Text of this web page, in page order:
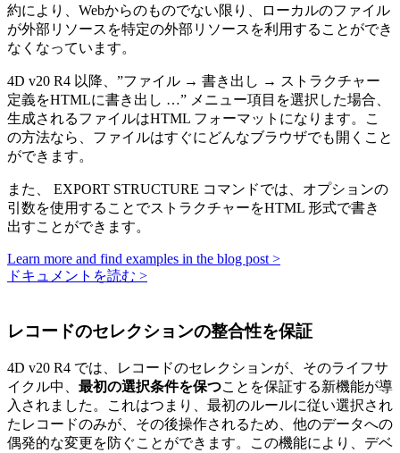
約により、Webからのものでない限り、ローカルのファイル
が外部リソースを特定の外部リソースを利用することができ
なくなっています。
4D v20 R4 以降、”ファイル → 書き出し → ストラクチャー
定義をHTMLに書き出し …” メニュー項目を選択した場合、
生成されるファイルはHTML フォーマットになります。こ
の方法なら、ファイルはすぐにどんなブラウザでも開くこと
ができます。
また、 EXPORT STRUCTURE コマンドでは、オプションの
引数を使用することでストラクチャーをHTML 形式で書き
出すことができます。
Learn more and find examples in the blog post >
ドキュメントを読む >
レコードのセレクションの整合性を保証
4D v20 R4 では、レコードのセレクションが、そのライフサ
イクル中、 最初の選択条件を保つことを保証する新機能が導
入されました。これはつまり、最初のルールに従い選択され
たレコードのみが、その後操作されるため、他のデータへの
偶発的な変更を防ぐことができます。この機能により、デベ